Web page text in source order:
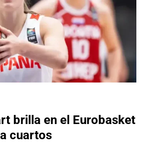
brilla en el Eurobasket
cuartos